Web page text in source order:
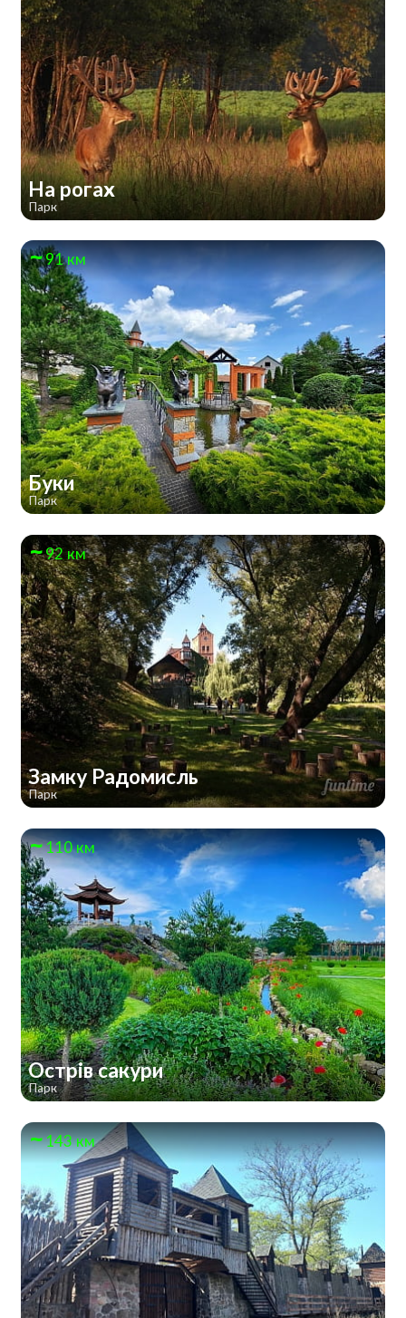
На рогах
Парк
91 км
Буки
Парк
92 км
Замку Радомисль
Парк
110 км
Острів сакури
Парк
143 км